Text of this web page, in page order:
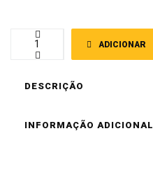
ADICIONAR
DESCRIÇÃO
INFORMAÇÃO ADICIONAL